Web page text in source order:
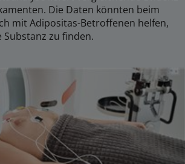
Die Daten könnten beim
mit Adipositas-Betroffenen helfen,
zu finden.